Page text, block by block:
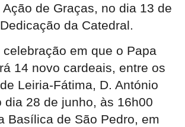
de Graças, no dia 13 de
da Catedral.
em que o Papa
14 novo cardeais, entre os
Leiria-Fátima, D. António
dia 28 de junho, às 16h00
Basílica de São Pedro, em